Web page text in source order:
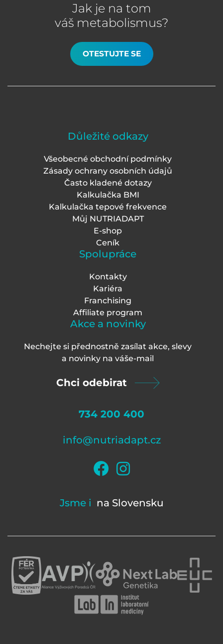
Jak je na tom
váš metabolismus?
OTESTUJTE SE
Důležité odkazy
Všeobecné obchodní podmínky
Zásady ochrany osobních údajů
Často kladené dotazy
Kalkulačka BMI
Kalkulačka tepové frekvence
Můj NUTRIADAPT
E-shop
Ceník
Spolupráce
Kontakty
Kariéra
Franchising
Affiliate program
Akce a novinky
Nechejte si přednostně zasílat akce, slevy
a novinky na váše-mail
Chci odebirat
734 200 400
info@nutriadapt.cz
Jsme i na Slovensku